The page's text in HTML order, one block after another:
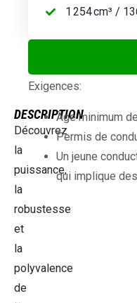
DESCRIPTION
Découvrez
la
puissance,
la
robustesse
et
la
polyvalence
de
1 254 cm³ /
Exigences:
Âge minimum
Permis de
Un jeune
qui implique